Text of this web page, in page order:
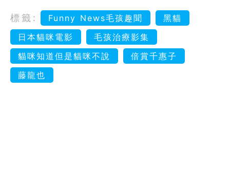
標籤: Funny News毛孩趣聞
黑貓
日本貓咪電影
毛孩治療影集
貓咪知道但是貓咪不說
倍賞千惠子
藤龍也